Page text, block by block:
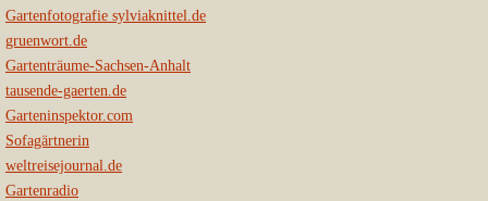
Gartenfotografie sylviaknittel.de
gruenwort.de
Gartenträume-Sachsen-Anhalt
tausende-gaerten.de
Garteninspektor.com
Sofagärtnerin
weltreisejournal.de
Gartenradio